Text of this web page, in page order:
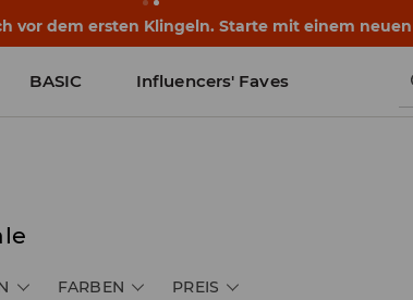
vor dem ersten Klingeln. Starte mit einem
BASIC Influencers' Faves
FARBEN PREIS